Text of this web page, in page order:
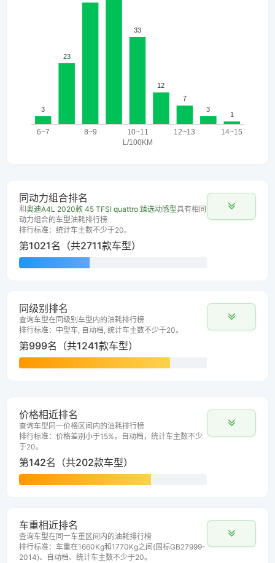
同动力组合排名
和奥迪A4L 2020款 45 TFSI quattro 臻选动感型具有相同
动力组合的车型油耗排行榜
排行标准：统计车主数不少于20。
第1021名（共2711款车型）
同级别排名
查询车型在同级别车型内的油耗排行榜
排行标准：中型车, 自动档, 统计车主数不少于20。
第999名（共1241款车型）
价格相近排名
查询车型同一价格区间内的油耗排行榜
排行标准：价格差别小于15%，自动档，统计车主数不少
于20。
第142名（共202款车型）
车重相近排名
查询车型在同一车重区间内的油耗排行榜
排行标准：车重在1660Kg和1770Kg之间(国标GB27999-
2014)、自动档、统计车主数不少于20。